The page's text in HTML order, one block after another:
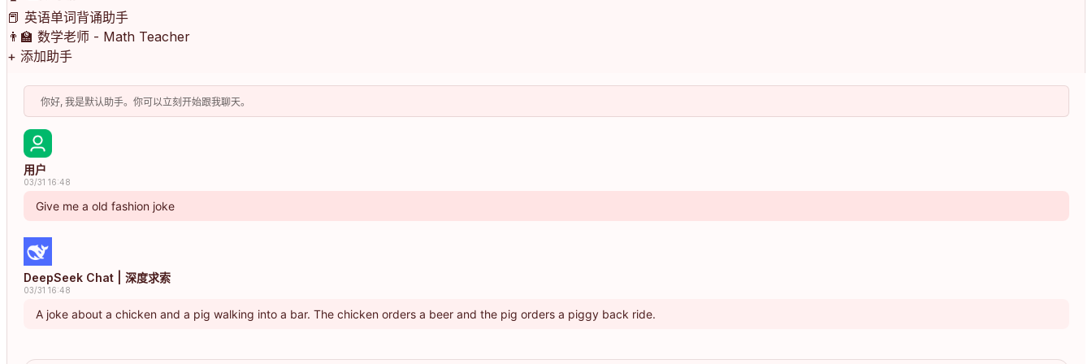
📕 英语单词背诵助手
👨‍🏫 数学老师 - Math Teacher
+ 添加助手
你好, 我是默认助手。你可以立刻开始跟我聊天。
用户
03/31 16:48
Give me a old fashion joke
DeepSeek Chat | 深度求索
03/31 16:48
A joke about a chicken and a pig walking into a bar. The chicken orders a beer and the pig orders a piggy back ride.